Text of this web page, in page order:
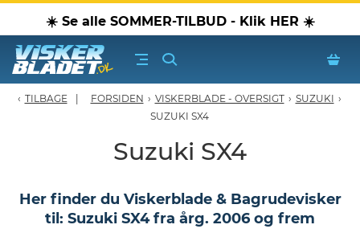
☀️ Se alle SOMMER-TILBUD - Klik HER ☀️
olier & spray
TILBAGE FORSIDEN › VISKERBLADE - OVERSIGT › SUZUKI ›
SUZUKI SX4
Suzuki SX4
Her finder du Viskerblade & Bagrudevisker
til: Suzuki SX4 fra årg. 2006 og frem